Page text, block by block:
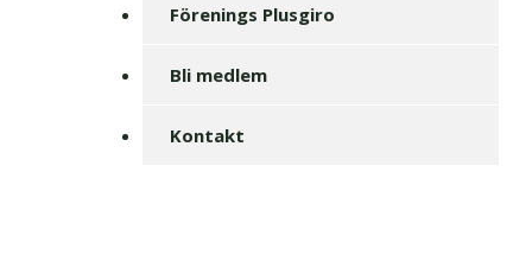
Förenings Plusgiro
Bli medlem
Kontakt